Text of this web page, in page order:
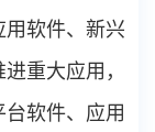
软件、新兴
重大应用，
软件、应用